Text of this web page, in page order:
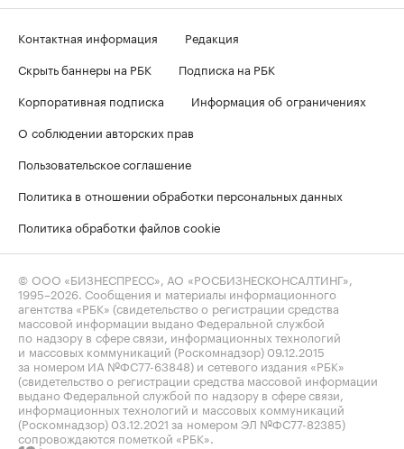
Контактная информация
Редакция
Скрыть баннеры на РБК
Подписка на РБК
Корпоративная подписка
Информация об ограничениях
О соблюдении авторских прав
Пользовательское соглашение
Политика в отношении обработки персональных данных
Политика обработки файлов cookie
© ООО «БИЗНЕСПРЕСС», АО «РОСБИЗНЕСКОНСАЛТИНГ»,
1995–2026. Сообщения и материалы информационного
агентства «РБК» (свидетельство о регистрации средства
массовой информации выдано Федеральной службой
по надзору в сфере связи, информационных технологий
и массовых коммуникаций (Роскомнадзор) 09.12.2015
за номером ИА №ФС77-63848) и сетевого издания «РБК»
(свидетельство о регистрации средства массовой информации
выдано Федеральной службой по надзору в сфере связи,
информационных технологий и массовых коммуникаций
(Роскомнадзор) 03.12.2021 за номером ЭЛ №ФС77-82385)
сопровождаются пометкой «РБК».